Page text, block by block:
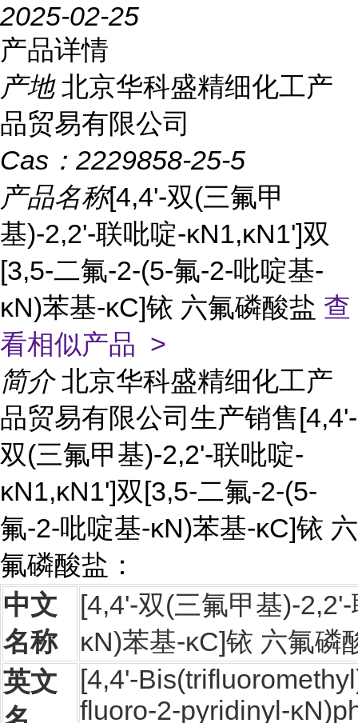
2025-02-25
产品详情
产地 北京华科盛精细化工产
品贸易有限公司
Cas： 2229858-25-5
产品名称[4,4'-双(三氟甲
基)-2,2'-联吡啶-κN1,κN1']双
[3,5-二氟-2-(5-氟-2-吡啶基-
κN)苯基-κC]铱 六氟磷酸盐 查
看相似产品 >
简介 北京华科盛精细化工产
品贸易有限公司生产销售[4,4'-
双(三氟甲基)-2,2'-联吡啶-
κN1,κN1']双[3,5-二氟-2-(5-
氟-2-吡啶基-κN)苯基-κC]铱 六
氟磷酸盐：
中文
名称
[4,4'-双(三氟甲基)-
κN)苯基-κC]铱 六氟磷
英文
[4,4'-
fluoro-2-pyridinyl-